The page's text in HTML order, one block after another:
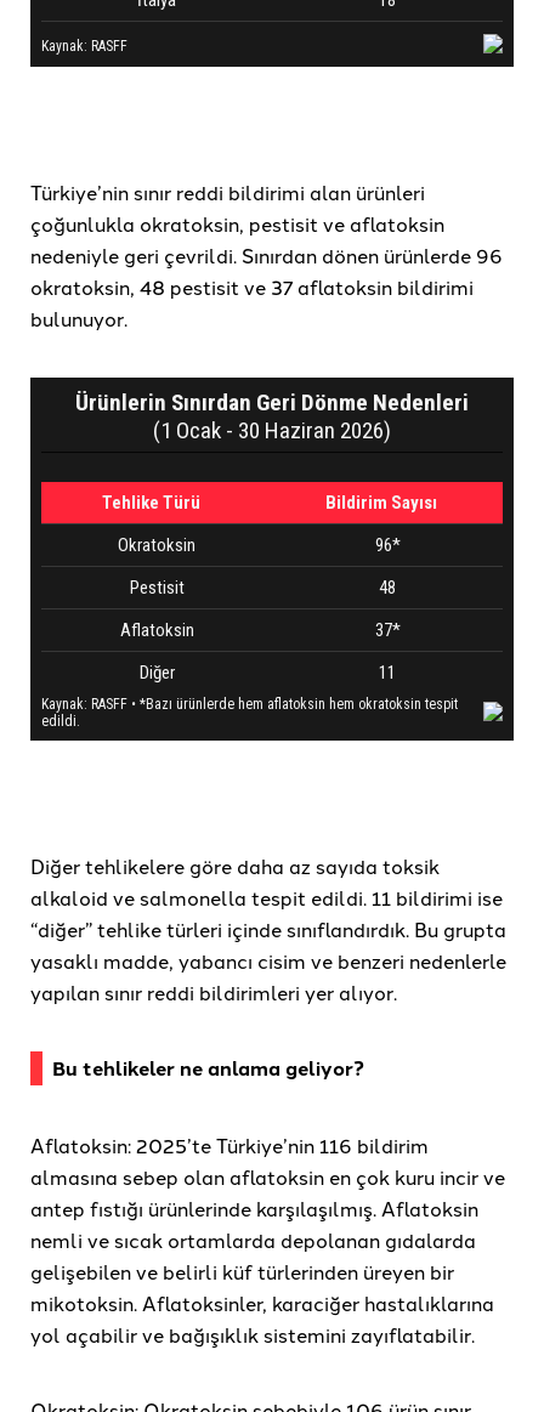
Türkiye’nin sınır reddi bildirimi alan ürünleri
çoğunlukla okratoksin, pestisit ve aflatoksin
nedeniyle geri çevrildi. Sınırdan dönen ürünlerde 96
okratoksin, 48 pestisit ve 37 aflatoksin bildirimi
bulunuyor.
Diğer tehlikelere göre daha az sayıda toksik
alkaloid ve salmonella tespit edildi. 11 bildirimi ise
“diğer” tehlike türleri içinde sınıflandırdık. Bu grupta
yasaklı madde, yabancı cisim ve benzeri nedenlerle
yapılan sınır reddi bildirimleri yer alıyor.
Bu tehlikeler ne anlama geliyor?
Aflatoksin: 2025’te Türkiye’nin 116 bildirim
almasına sebep olan aflatoksin en çok kuru incir ve
antep fıstığı ürünlerinde karşılaşılmış. Aflatoksin
nemli ve sıcak ortamlarda depolanan gıdalarda
gelişebilen ve belirli küf türlerinden üreyen bir
mikotoksin. Aflatoksinler, karaciğer hastalıklarına
yol açabilir ve bağışıklık sistemini zayıflatabilir.